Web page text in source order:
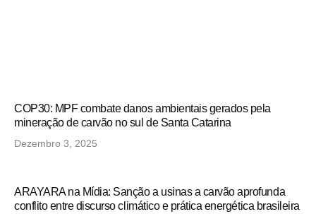
COP30: MPF combate danos ambientais gerados pela
mineração de carvão no sul de Santa Catarina
Dezembro 3, 2025
ARAYARA na Mídia: Sanção a usinas a carvão aprofunda
conflito entre discurso climático e prática energética brasileira